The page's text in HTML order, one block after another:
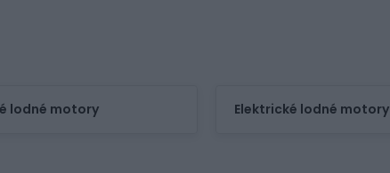
lodné motory Elektrické lodné motory